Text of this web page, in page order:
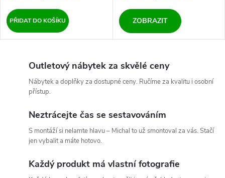
PŘIDAT DO KOŠÍKU ZOBRAZIT
Outletový nábytek za skvělé ceny
Nábytek a doplňky za dostupné ceny. Ručíme za kvalitu i osobní
přístup.
Neztrácejte čas se sestavováním
S montáží si nelamte hlavu – Michal to už smontoval za vás. Stačí
jen vybalit a máte hotovo.
Každý produkt má vlastní fotografie